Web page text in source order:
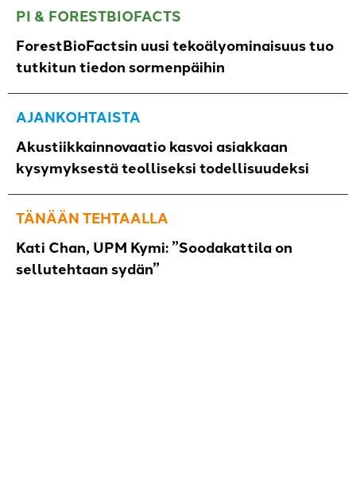
PI & FORESTBIOFACTS
ForestBioFactsin uusi tekoälyominaisuus tuo
tutkitun tiedon sormenpäihin
AJANKOHTAISTA
Akustiikkainnovaatio kasvoi asiakkaan
kysymyksestä teolliseksi todellisuudeksi
TÄNÄÄN TEHTAALLA
Kati Chan, UPM Kymi: ”Soodakattila on
sellutehtaan sydän”